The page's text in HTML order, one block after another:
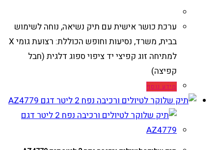
ערכת כושר אישית עם תיק נשיאה, נוחה לשימוש
בבית, משרד, נסיעות וחופש הכוללת: רצועת גומי X
למתיחה זוג קפיצי יד ציפוי ספוג דלגית (חבל
קפיצה)
מידע נוסף